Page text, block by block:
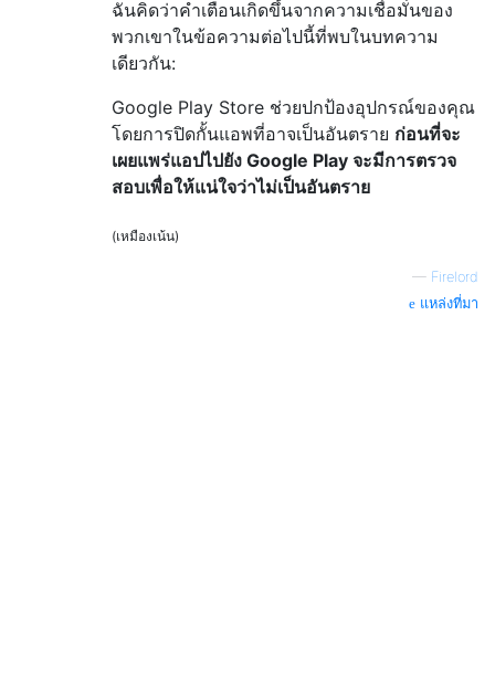
ฉันคิดว่าคำเตือนเกิดขึ้นจากความเชื่อมั่นของ
พวกเขาในข้อความต่อไปนี้ที่พบในบทความ
เดียวกัน:
Google Play Store ช่วยปกป้องอุปกรณ์ของคุณ
โดยการปิดกั้นแอพที่อาจเป็นอันตราย ก่อนที่จะ
เผยแพร่แอปไปยัง Google Play จะมีการตรวจ
สอบเพื่อให้แน่ใจว่าไม่เป็นอันตราย
(เหมืองเน้น)
— Firelord
แหล่งที่มา